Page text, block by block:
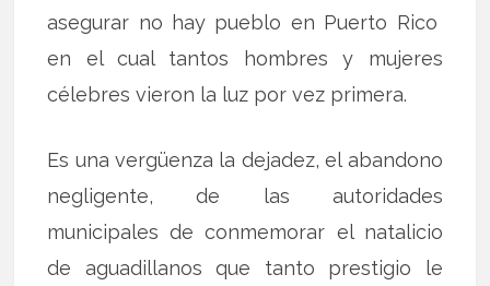
asegurar no hay pueblo en Puerto Rico
en el cual tantos hombres y mujeres
célebres vieron la luz por vez primera.
Es una vergüenza la dejadez, el abandono
negligente, de las autoridades
municipales de conmemorar el natalicio
de aguadillanos que tanto prestigio le